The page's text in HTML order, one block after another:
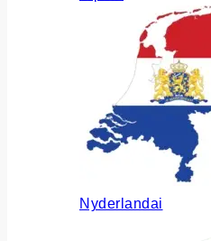
Nyderlandai